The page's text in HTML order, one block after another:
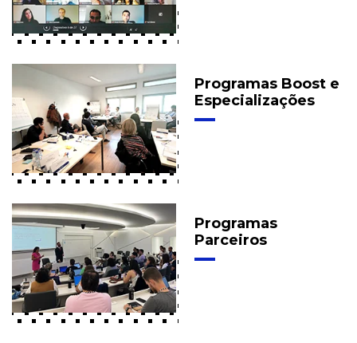
Programas Boost e
Especializações
Programas
Parceiros